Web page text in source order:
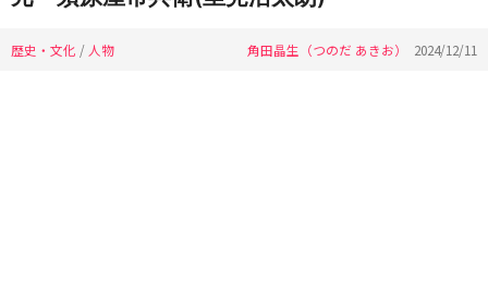
歴史・文化 / 人物 角田晶生（つのだ あきお） 2024/12/11